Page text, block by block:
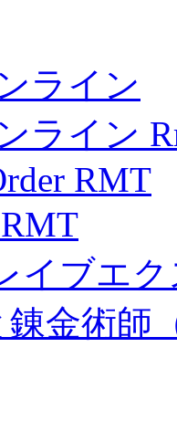
ライン
ライン
RMT
イブエ
錬金術師